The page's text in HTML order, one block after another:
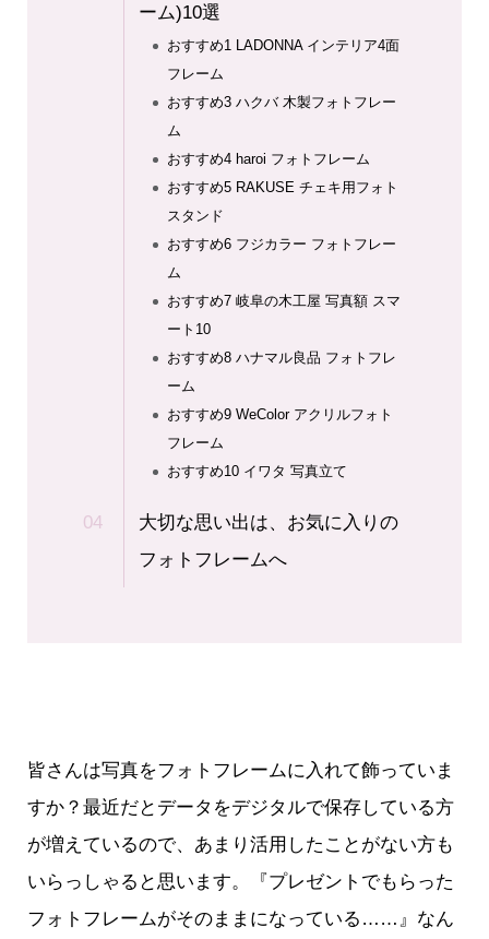
ーム)10選
おすすめ1 LADONNA インテリア4面
フレーム
おすすめ3 ハクバ 木製フォトフレー
ム
おすすめ4 haroi フォトフレーム
おすすめ5 RAKUSE チェキ用フォト
スタンド
おすすめ6 フジカラー フォトフレー
ム
おすすめ7 岐阜の木工屋 写真額 スマ
ート10
おすすめ8 ハナマル良品 フォトフレ
ーム
おすすめ9 WeColor アクリルフォト
フレーム
おすすめ10 イワタ 写真立て
大切な思い出は、お気に入りの
フォトフレームへ
皆さんは写真をフォトフレームに入れて飾っていま
すか？最近だとデータをデジタルで保存している方
が増えているので、あまり活用したことがない方も
いらっしゃると思います。『プレゼントでもらった
フォトフレームがそのままになっている……』なん